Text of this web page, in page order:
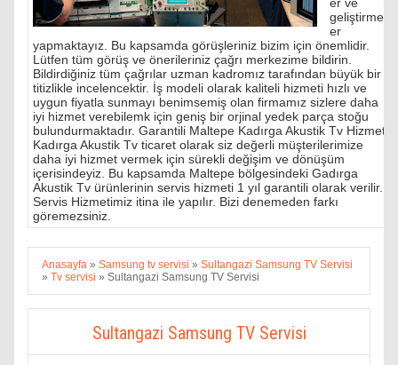
geliştirmel
er
yapmaktayız. Bu kapsamda görüşleriniz bizim için önemlidir.
Lütfen tüm görüş ve önerileriniz çağrı merkezime bildirin.
Bildirdiğiniz tüm çağrılar uzman kadromız tarafından büyük bir
titizlikle incelencektir. İş modeli olarak kaliteli hizmeti hızlı ve
uygun fiyatla sunmayı benimsemiş olan firmamız sizlere daha
iyi hizmet verebilemk için geniş bir orjinal yedek parça stoğu
bulundurmaktadır. Garantili Maltepe Kadırga Akustik Tv Hizmeti
Kadırga Akustik Tv ticaret olarak siz değerli müşterilerimize
daha iyi hizmet vermek için sürekli değişim ve dönüşüm
içerisindeyiz. Bu kapsamda Maltepe bölgesindeki Gadırga
Akustik Tv ürünlerinin servis hizmeti 1 yıl garantili olarak verilir.
Servis Hizmetimiz itina ile yapılır. Bizi denemeden farkı
göremezsiniz.
Anasayfa » Samsung tv servisi » Sultangazi Samsung TV Servisi
» Tv servisi » Sultangazi Samsung TV Servisi
Sultangazi Samsung TV Servisi